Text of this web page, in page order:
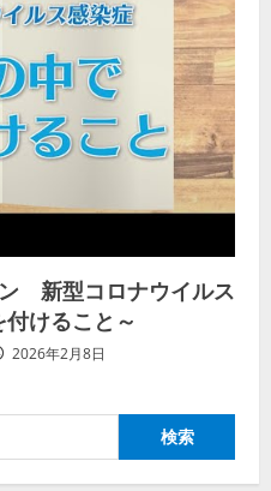
ン 新型コロナウイルス
けること～
2026年2月8日